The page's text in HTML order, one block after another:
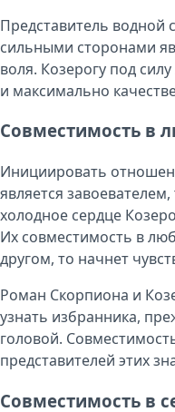
Представитель водной
сильными сторонами
воля. Козерогу под
и максимально
Совместимость в
Инициировать
является
холодное сердце
Их совместимость в
другом, то начнет
Роман Скорпиона и
узнать избранника,
головой.
представителей этих
Совместимость в